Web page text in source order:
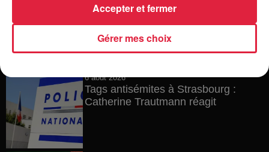
À Hoerdt, de l’eau brune sort des
6 août 2026
Tags antisémites à Strasbourg :
Catherine Trautmann réagit
Gérer mes choix
Accepter et fermer